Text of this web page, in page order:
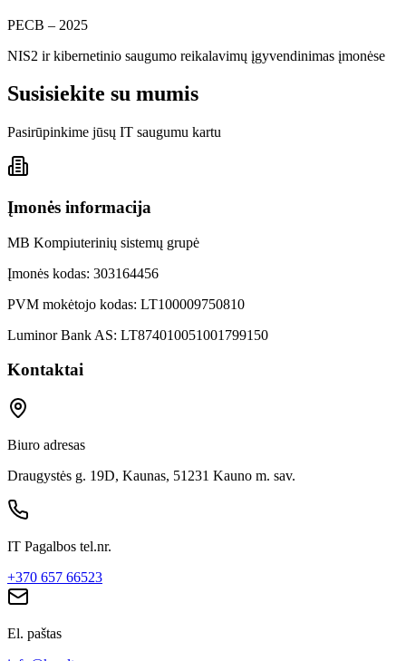
PECB – 2025
NIS2 ir kibernetinio saugumo reikalavimų įgyvendinimas įmonėse
Susisiekite su mumis
Pasirūpinkime jūsų IT saugumu kartu
Įmonės informacija
MB Kompiuterinių sistemų grupė
Įmonės kodas: 303164456
PVM mokėtojo kodas: LT100009750810
Luminor Bank AS: LT874010051001799150
Kontaktai
Biuro adresas
Draugystės g. 19D, Kaunas, 51231 Kauno m. sav.
IT Pagalbos tel.nr.
+370 657 66523
El. paštas